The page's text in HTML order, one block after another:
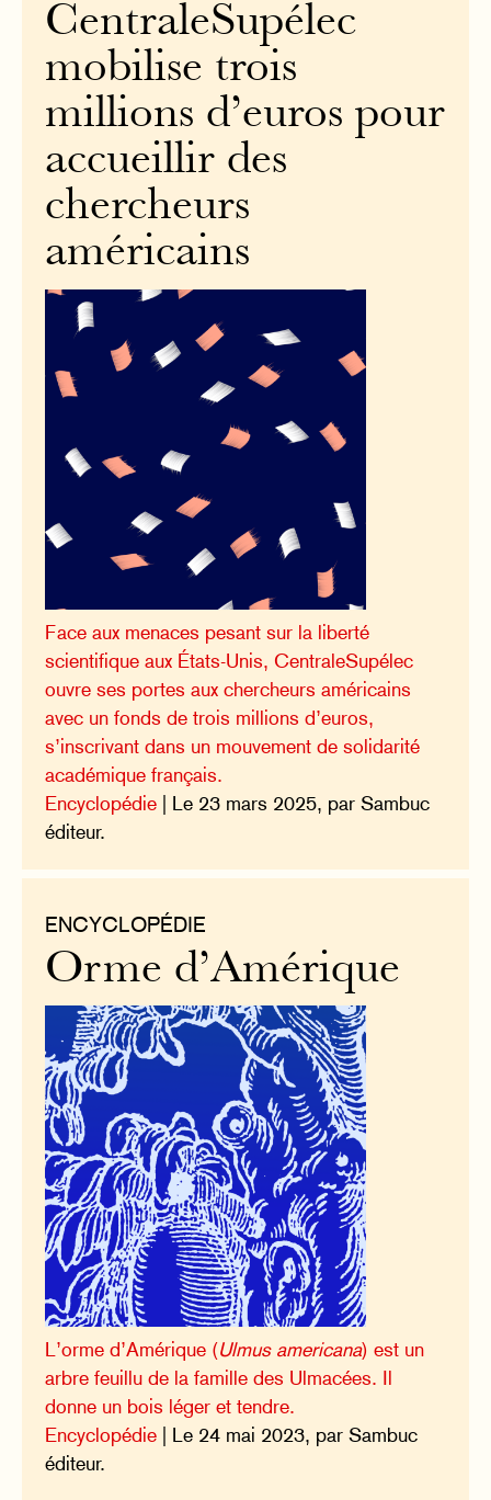
CentraleSupélec
mobilise trois
millions d’euros pour
accueillir des
chercheurs
américains
Face aux menaces pesant sur la liberté
scientifique aux États-Unis, CentraleSupélec
ouvre ses portes aux chercheurs américains
avec un fonds de trois millions d’euros,
s’inscrivant dans un mouvement de solidarité
académique français.
Encyclopédie | Le 23 mars 2025, par Sambuc
éditeur.
ENCYCLOPÉDIE
Orme d’Amérique
L’orme d’Amérique (Ulmus americana) est un
arbre feuillu de la famille des Ulmacées. Il
donne un bois léger et tendre.
Encyclopédie | Le 24 mai 2023, par Sambuc
éditeur.